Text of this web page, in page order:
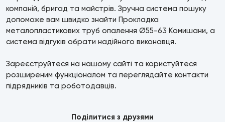
компаній, бригад та майстрів. Зручна система пошуку
допоможе вам швидко знайти Прокладка
металопластикових труб опалення Ø55-63 Комишани, а
система відгуків обрати надійного виконавця.
Зареєструйтеся на нашому сайті та користуйтеся
розширеним функціоналом та переглядайте контакти
підрядників та роботодавців.
Поділитися з друзями